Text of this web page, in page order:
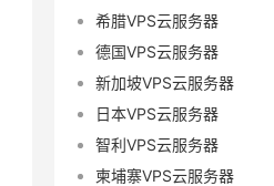
希腊VPS云服务器
德国VPS云服务器
新加坡VPS云服务器
日本VPS云服务器
智利VPS云服务器
柬埔寨VPS云服务器